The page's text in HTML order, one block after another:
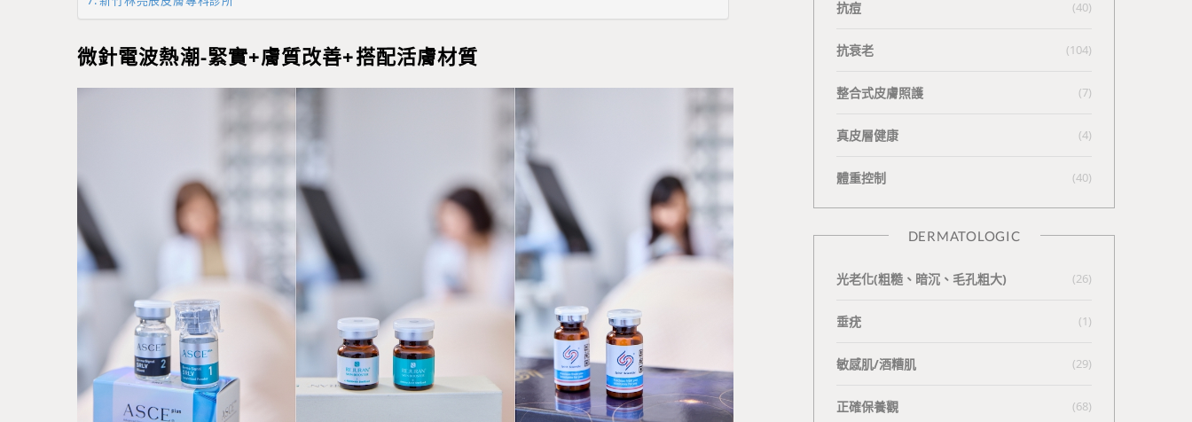
微針電波熱潮-緊實+膚質改善+搭配活膚材質
抗痘 (40)
抗衰老 (104)
整合式皮膚照護 (7)
真皮層健康 (4)
體重控制 (40)
DERMATOLOGIC
光老化(粗糙、暗沉、毛孔粗大) (26)
垂疣 (1)
敏感肌/酒糟肌 (29)
正確保養觀 (68)